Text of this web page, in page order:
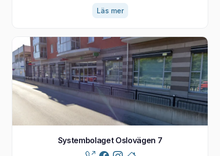
Läs mer
Systembolaget Oslovägen 7